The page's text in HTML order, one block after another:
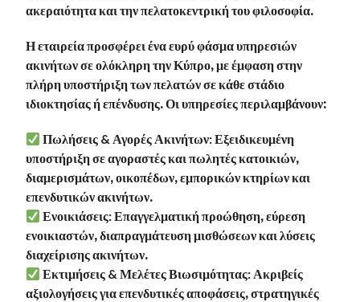
ακεραιότητα και την πελατοκεντρική του φιλοσοφία.
Η εταιρεία προσφέρει ένα ευρύ φάσμα υπηρεσιών
ακινήτων σε ολόκληρη την Κύπρο, με έμφαση στην
πλήρη υποστήριξη των πελατών σε κάθε στάδιο
ιδιοκτησίας ή επένδυσης. Οι υπηρεσίες περιλαμβάνουν:
Πωλήσεις & Αγορές Ακινήτων:Εξειδικευμένη
υποστήριξη σε αγοραστές και πωλητές κατοικιών,
διαμερισμάτων, οικοπέδων, εμπορικών κτηρίων και
επενδυτικών ακινήτων.
Ενοικιάσεις:Επαγγελματική προώθηση, εύρεση
ενοικιαστών, διαπραγμάτευση μισθώσεων και λύσεις
διαχείρισης ακινήτων.
Εκτιμήσεις & Μελέτες Βιωσιμότητας: Ακριβείς
αξιολογήσεις για επενδυτικές αποφάσεις, στρατηγικές